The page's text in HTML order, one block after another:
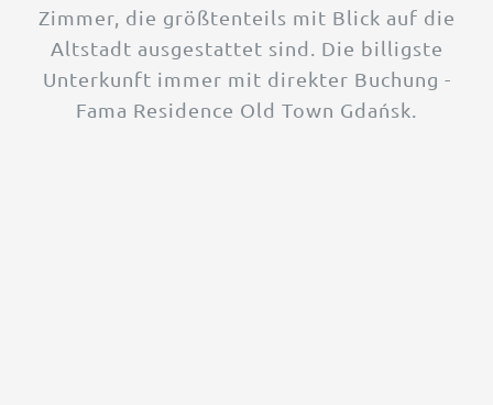
Zimmer, die größtenteils mit Blick auf die
Altstadt ausgestattet sind. Die billigste
Unterkunft immer mit direkter Buchung -
Fama Residence Old Town Gdańsk.